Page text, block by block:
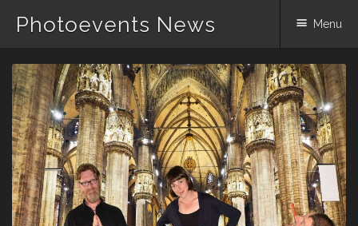
Photoevents News Menu
Skip
to
content